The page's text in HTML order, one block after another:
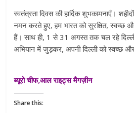
स्वतंत्रता दिवस की हार्दिक शुभकामनाएँ।
नमन करते हुए, हम भारत को सुरक्षित, स्वच्छ
हैं। साथ ही, 1 से 31 अगस्त तक चल रहे
अभियान में जुड़कर, अपनी दिल्ली को स्वच्छ
ब्यूरो चीफ,आल राइट्स मैगज़ीन
Share this: